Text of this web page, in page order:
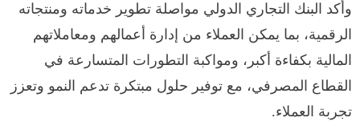
وأكد البنك التجاري الدولي مواصلة تطوير خدماته ومنتجاته
الرقمية، بما يمكن العملاء من إدارة أعمالهم ومعاملاتهم
المالية بكفاءة أكبر، ومواكبة التطورات المتسارعة في
القطاع المصرفي، مع توفير حلول مبتكرة تدعم النمو وتعزز
تجربة العملاء.